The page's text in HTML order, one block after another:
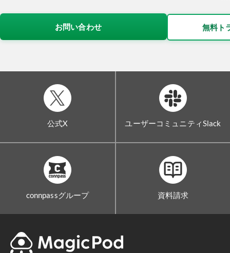
お問い合わせ 無料ト
公式X ユーザーコミュニティSlack
connpassグループ 資料請求